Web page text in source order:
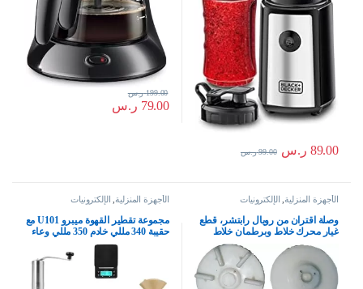
89.00 ر.س 99.00 ر.س
79.00 ر.س
199.00 ر.س
الأجهزة المنزلية, الإلكترونيات
وصلة اقتران من رويال رابتشر، قطع
غيار محرك خلاط وبرطمان خلاط
للخلاط الهندي المطحنة والعصارة
(مقرنة 5)
الأجهزة المنزلية, الإلكترونيات
مجموعة تقطير القهوة ميبرو U101 مع
حقيبة 340 مللي خادم 350 مللي وعاء
بالتنقيط، مجموعة تقطير القهوة